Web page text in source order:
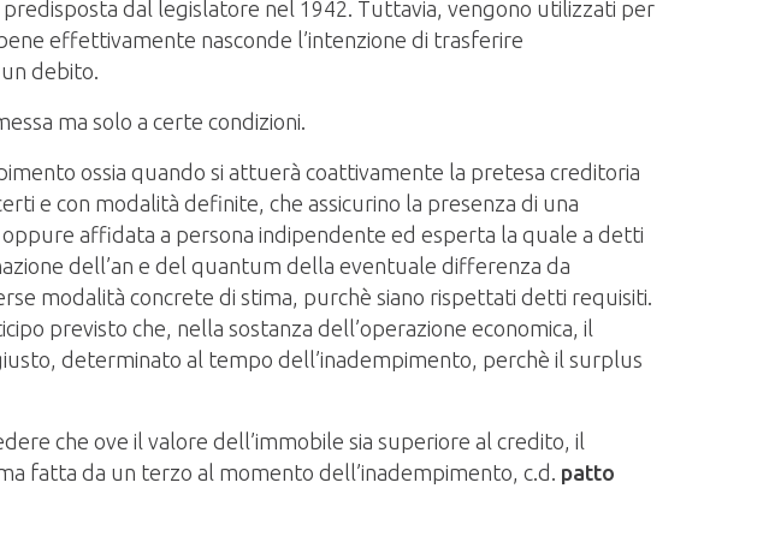
dal legislatore nel 1942. Tuttavia, vengono utilizzati per
effettivamente nasconde l’intenzione di trasferire
debito.
ma solo a certe condizioni.
ossia quando si attuerà coattivamente la pretesa creditoria
e con modalità definite, che assicurino la presenza di una
affidata a persona indipendente ed esperta la quale a detti
dell’an e del quantum della eventuale differenza da
modalità concrete di stima, purchè siano rispettati detti requisiti.
previsto che, nella sostanza dell’operazione economica, il
determinato al tempo dell’inadempimento, perchè il surplus
che ove il valore dell’immobile sia superiore al credito, il
fatta da un terzo al momento dell’inadempimento, c.d. patto